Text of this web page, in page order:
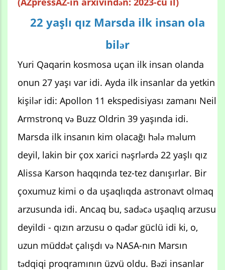
22 yaşlı qız Marsda ilk insan ola
bilər
Yuri Qaqarin kosmosa uçan ilk insan olanda
onun 27 yaşı var idi. Ayda ilk insanlar da yetkin
kişilər idi: Apollon 11 ekspedisiyası zamanı Neil
Armstronq və Buzz Oldrin 39 yaşında idi.
Marsda ilk insanın kim olacağı hələ məlum
deyil, lakin bir çox xarici nəşrlərdə 22 yaşlı qız
Alissa Karson haqqında tez-tez danışırlar. Bir
çoxumuz kimi o da uşaqlıqda astronavt olmaq
arzusunda idi. Ancaq bu, sadəcə uşaqlıq arzusu
deyildi - qızın arzusu o qədər güclü idi ki, o,
uzun müddət çalışdı və NASA-nın Marsın
tədqiqi proqramının üzvü oldu. Bəzi insanlar